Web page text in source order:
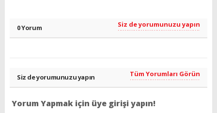
0 Yorum Siz de yorumunuzu yapın
Siz de yorumunuzu yapın Tüm Yorumları Görün
Yorum Yapmak için üye girişi yapın!